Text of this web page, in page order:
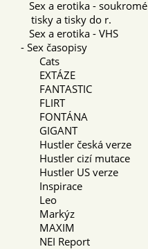
Sex a erotika - soukromé
tisky a tisky do r.
Sex a erotika - VHS
- Sex časopisy
Cats
EXTÁZE
FANTASTIC
FLIRT
FONTÁNA
GIGANT
Hustler česká verze
Hustler cizí mutace
Hustler US verze
Inspirace
Leo
Markýz
MAXIM
NEI Report